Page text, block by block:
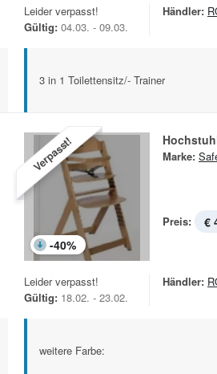
Leider verpasst!
Gültig: 04.03. - 09.03.
Händler:
3 in 1 Toilettensitz/- Trainer
Verpasst!
-40%
Marke:
Preis: €
Leider verpasst!
Gültig: 18.02. - 23.02.
Händler:
weitere Farbe: